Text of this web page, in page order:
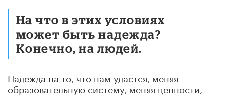
На что в этих условиях
может быть надежда?
Конечно, на людей.
Надежда на то, что нам удастся, меняя
образовательную систему, меняя ценности,